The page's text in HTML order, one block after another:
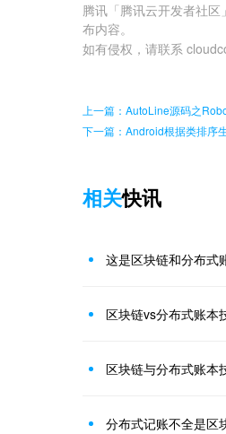
腾讯「腾讯云开发者社
布内容。
如有侵权，请联系
上一篇：AutoLine源码之
下一篇：Android根据类排序
相关快讯
这是区块链和分布式
区块链vs分布式账本
区块链与分布式账本
分布式记账不全是区